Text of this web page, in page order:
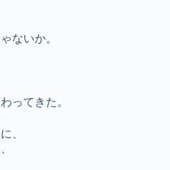
ないか。
ってきた。
、